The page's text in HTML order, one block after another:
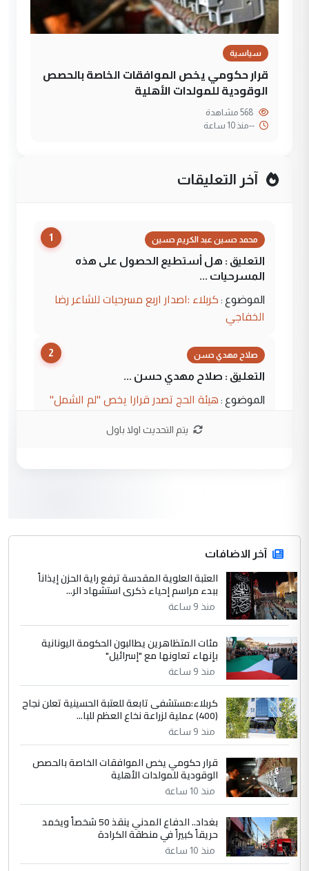
سياسية
قرار حكومي يخص الموافقات الخاصة بالحصص
الوقودية للمولدات الأهلية
--منذ 10 ساعة
آخر التعليقات
1 محمد حسين عبد الكريم حسين
التعليق : هل أستطيع الحصول على هذه
المسرحيات ...
الموضوع : كربلاء :اصدار اربع مسرحيات للشاعر رضا
الخفاجي
2 صلاح مهدي حسن
التعليق : صلاح مهدي حسن ...
الموضوع : هيئة الحج تصدر قرارا يخص "لم الشمل"
hadi
التعليق : تحيه اخويه حسينيه اي انسان مهما
كان محدود المعرفه بتفاصيل احداث المنطقه
يقول بما لايقبل ...
أردوغان يؤكد ان اتفاقية مكة للدفاع
المشترك لا تستهدف أية دولة ومفتوحة لانضمام
الدول الشقيقة
5 يوسف غزوان عصمت
التعليق : بكالوريوس فيزياء طبية متزوج و
زوجتي أيضا بكالوريوس سكني بغداد أرغب في
الموضوع :
السعودية توافق على الاستمرار في
إعطاء 100 منحة دراسية للطلبة العراقيين في
جامعاتها سنويا
يتم التحديث اولا باول
آخر الاضافات
العتبة العلوية المقدسة ترفع راية الحزن إيذاناً
ببدء مراسم إحياء ذكرى استشهاد الر...
منذ 9 ساعة
مئات المتظاهرين يطالبون الحكومة اليونانية
بإنهاء تعاونها مع "إسرائيل"
منذ 9 ساعة
كربلاء:مستشفى تابعة للعتبة الحسينية تعلن نجاح
(400) عملية لزراعة نخاع العظم للبا...
منذ 9 ساعة
قرار حكومي يخص الموافقات الخاصة بالحصص
الوقودية للمولدات الأهلية
منذ 10 ساعة
بغداد.. الدفاع المدني ينقذ 50 شخصاً ويخمد
حريقاً كبيراً في منطقة الكرادة
منذ 10 ساعة